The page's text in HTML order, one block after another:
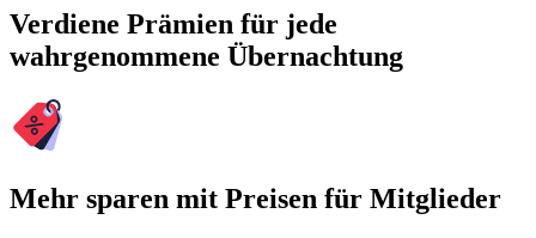
Verdiene Prämien für jede
wahrgenommene Übernachtung
Mehr sparen mit Preisen für Mitglieder